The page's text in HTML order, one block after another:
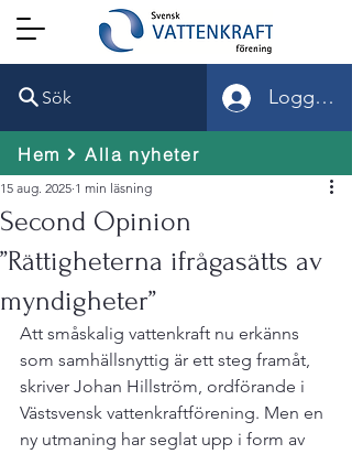
Sök Logga in
Hem Alla nyheter
Second Opinion
”Rättigheterna ifrågasätts av
myndigheter”
15 aug. 2025 1 min läsning
Att småskalig vattenkraft nu erkänns
som samhällsnyttig är ett steg framåt,
skriver Johan Hillström, ordförande i
Västsvensk vattenkraftförening. Men en
ny utmaning har seglat upp i form av